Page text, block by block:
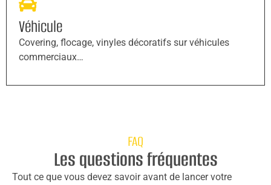
Véhicule
Covering, flocage, vinyles décoratifs sur véhicules
commerciaux…
FAQ
Les questions fréquentes
Tout ce que vous devez savoir avant de lancer votre